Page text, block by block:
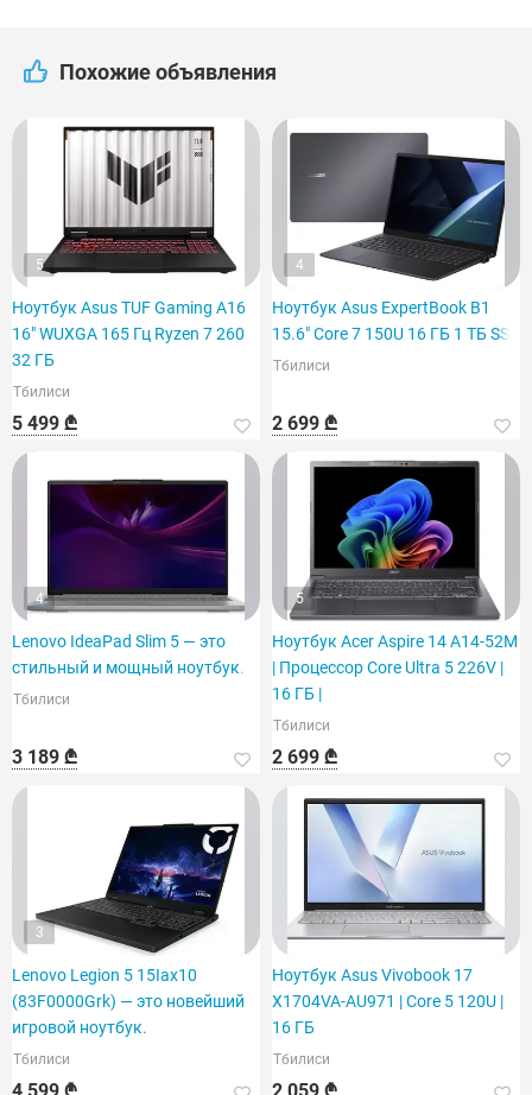
Похожие объявления
5
Ноутбук Asus TUF Gaming A16
16" WUXGA 165 Гц Ryzen 7 260
32 ГБ
Тбилиси
5 499 ₾
4
Ноутбук Asus ExpertBook B1
15.6" Core 7 150U 16 ГБ 1 ТБ SSD
Тбилиси
2 699 ₾
4
Lenovo IdeaPad Slim 5 — это
стильный и мощный ноутбук.
Тбилиси
3 189 ₾
5
Ноутбук Acer Aspire 14 A14-52M
| Процессор Core Ultra 5 226V |
16 ГБ |
Тбилиси
2 699 ₾
3
Lenovo Legion 5 15Iax10
(83F0000Grk) — это новейший
игровой ноутбук.
Тбилиси
Ноутбук Asus Vivobook 17
X1704VA-AU971 | Core 5 120U |
16 ГБ
Тбилиси